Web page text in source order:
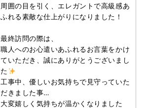
周囲の目を引く、エレガントで高級感あ
ふれる素敵な仕上がりになりました！
最終訪問の際は、
職人へのお心遣いあふれるお言葉をかけ
ていただき、誠にありがとうございまし
た
工事中、優しいお気持ちで見守っていた
だきました事…
大変嬉しく気持ちが温かくなりました